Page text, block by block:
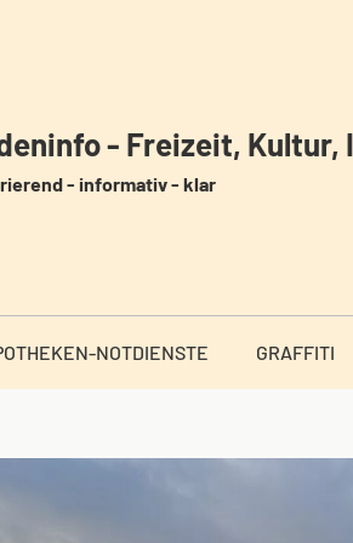
- Freizeit, Kultur,
- informativ - klar
NOTDIENSTE GRAFFITI